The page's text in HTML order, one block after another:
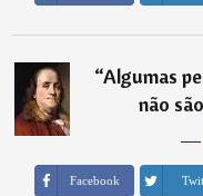
“Algumas
não
―
Facebook